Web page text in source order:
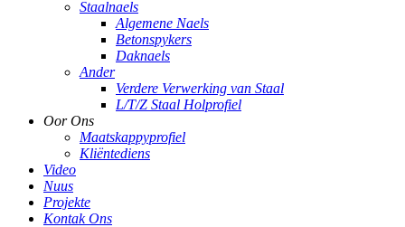
Staalnaels
Algemene Naels
Betonspykers
Daknaels
Ander
Verdere Verwerking van Staal
L/T/Z Staal Holprofiel
Oor Ons
Maatskappyprofiel
Kliëntediens
Video
Nuus
Projekte
Kontak Ons